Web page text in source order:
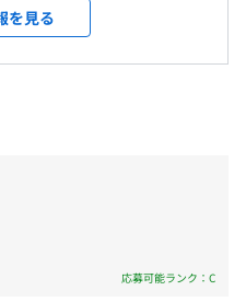
、Next.js、AWS、
、Java、Spring boot、
、Github
(フロントエンド・バック
を行う場所を含む）
：あり
目駅 徒歩3分
の良いオフィスです！>
経験できます。 定期
ある分野や今後チャレ
ださい！ ご経験やご希
っかりと向き合いたい
のスペ
」を目指す方 「上流工
幅広く携わり顧客の課
メント能力を磨き社内
を見る
応募可能ランク：C